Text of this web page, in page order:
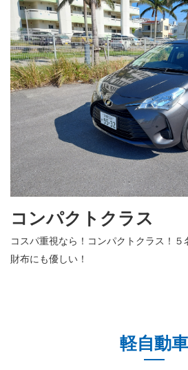
コンパクトクラス
コスパ重視なら！コンパクトクラス！
財布にも優しい！
軽自動車